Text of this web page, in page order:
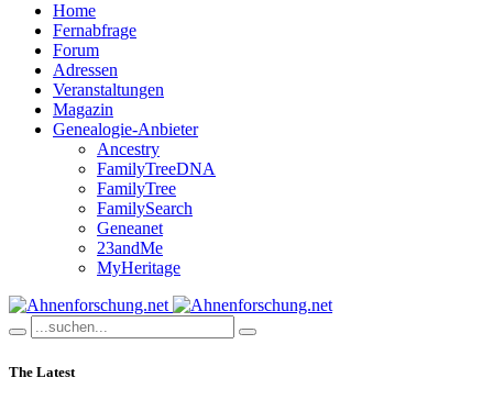
Home
Fernabfrage
Forum
Adressen
Veranstaltungen
Magazin
Genealogie-Anbieter
Ancestry
FamilyTreeDNA
FamilyTree
FamilySearch
Geneanet
23andMe
MyHeritage
The Latest